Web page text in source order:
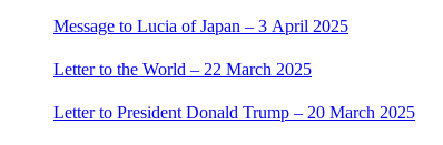
Message to Lucia of Japan – 3 April 2025
Letter to the World – 22 March 2025
Letter to President Donald Trump – 20 March 2025